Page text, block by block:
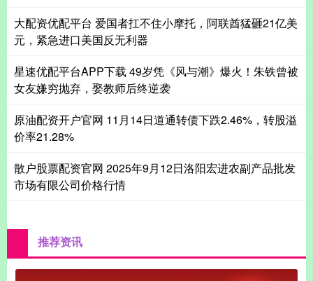
大配资优配平台 爱国者扛不住小摩托，阿联酋猛砸21亿美
元，紧急进口美国反无利器
星速优配平台APP下载 49岁凭《风与潮》爆火！朱铁曾被
女友嫌穷抛弃，娶教师后终逆袭
原油配资开户官网 11月14日道通转债下跌2.46%，转股溢
价率21.28%
散户股票配资官网 2025年9月12日洛阳宏进农副产品批发
市场有限公司价格行情
推荐资讯